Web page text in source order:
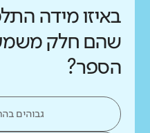
באיזו מידה
שהם חלק
הספר?
גבוהים